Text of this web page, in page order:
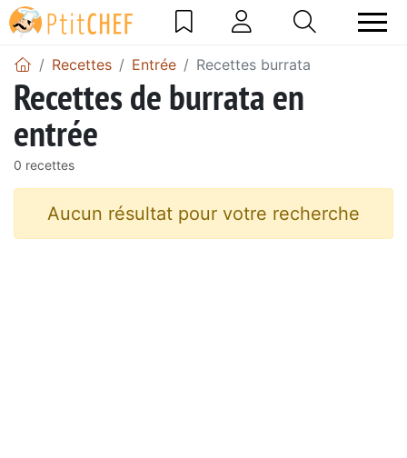
Recettes Entrée Recettes burrata
Recettes de burrata en
entrée
0 recettes
Aucun résultat pour votre recherche